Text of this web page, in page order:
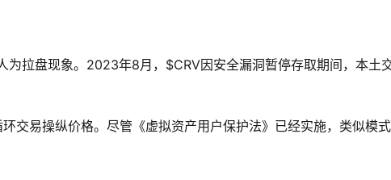
为拉盘现象。2023年8月，$CRV因安全漏洞暂停存取期间，本土
交易操纵价格。尽管《虚拟资产用户保护法》已经实施，类似模